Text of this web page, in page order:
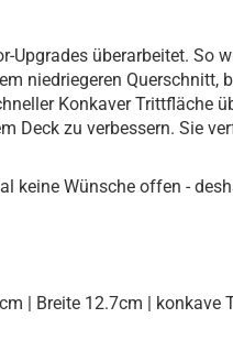
Upgrades überarbeitet. So
niedriegeren Querschnitt,
Konkaver Trittfläche
Deck zu verbessern. Sie
keine Wünsche offen -
| Breite 12.7cm | konkave